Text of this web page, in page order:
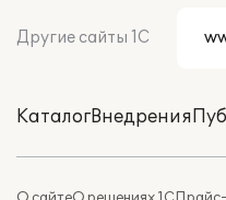
Другие сайты 1С
КаталогВнедрения